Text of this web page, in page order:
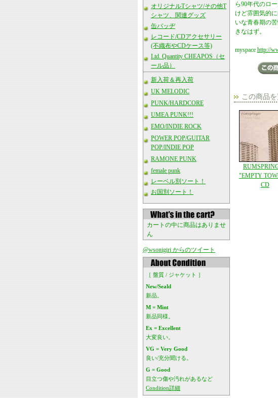
オリジナルTシャツ/その他T
シャツ、関連グッズ
缶バッヂ
レコード/CDアクセサリー
(不織布やCDケース等)
Ltd. Quantity CHEAPOS（セ
ール品）
新入荷＆再入荷
UK MELODIC
PUNK/HARDCORE
UMEA PUNK!!!
EMO/INDIE ROCK
POWER POP/GUITAR
POP/INDIE POP
RAMONE PUNK
female punk
レーベル別ソート！
お国別ソート！
カートの中に商品はありませ
ん
@wsonigiri からのツイート
［ 盤質 / ジャケット ］
New/Seald
新品。
M = Mint
新品同様。
Ex = Excellent
大変良い。
VG = Very Good
良い/充分聞ける。
G = Good
目立つ傷や汚れがあるなど
Condition詳細
ら90年代のロ
けど雰囲気的
いな青春期の
きなはず。
myspace http://
この商品
"EMPTY
CD